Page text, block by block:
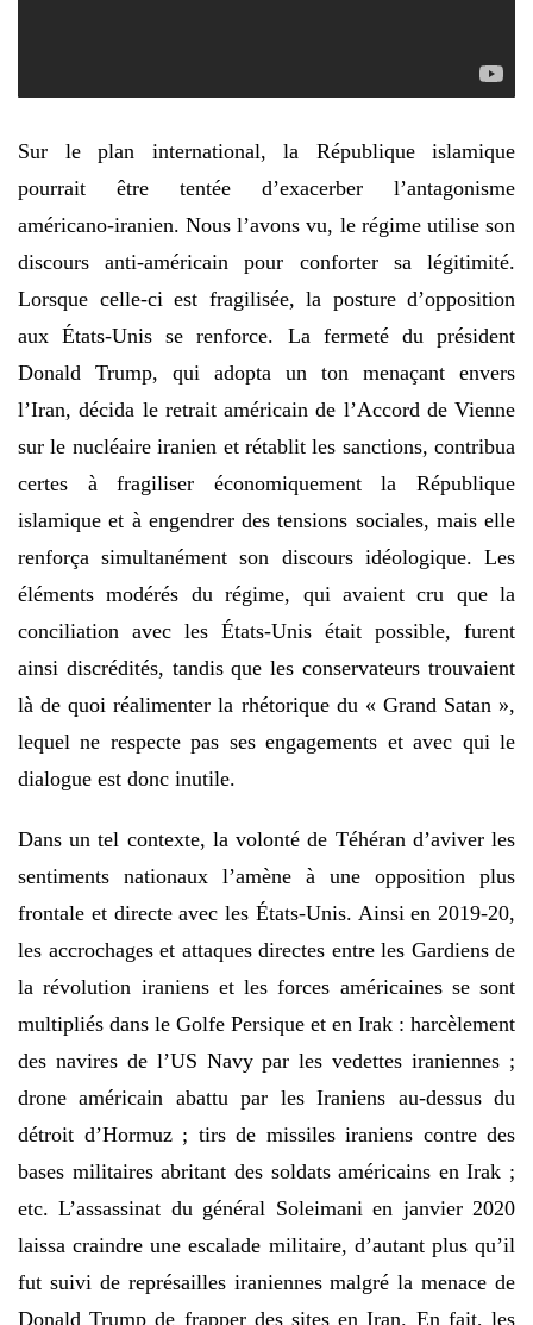
Sur le plan international, la République islamique
pourrait être tentée d’exacerber l’antagonisme
américano-iranien. Nous l’avons vu, le régime utilise son
discours anti-américain pour conforter sa légitimité.
Lorsque celle-ci est fragilisée, la posture d’opposition
aux États-Unis se renforce. La fermeté du président
Donald Trump, qui adopta un ton menaçant envers
l’Iran, décida le retrait américain de l’Accord de Vienne
sur le nucléaire iranien et rétablit les sanctions, contribua
certes à fragiliser économiquement la République
islamique et à engendrer des tensions sociales, mais elle
renforça simultanément son discours idéologique. Les
éléments modérés du régime, qui avaient cru que la
conciliation avec les États-Unis était possible, furent
ainsi discrédités, tandis que les conservateurs trouvaient
là de quoi réalimenter la rhétorique du « Grand Satan »,
lequel ne respecte pas ses engagements et avec qui le
dialogue est donc inutile.
Dans un tel contexte, la volonté de Téhéran d’aviver les
sentiments nationaux l’amène à une opposition plus
frontale et directe avec les États-Unis. Ainsi en 2019-20,
les accrochages et attaques directes entre les Gardiens de
la révolution iraniens et les forces américaines se sont
multipliés dans le Golfe Persique et en Irak : harcèlement
des navires de l’US Navy par les vedettes iraniennes ;
drone américain abattu par les Iraniens au-dessus du
détroit d’Hormuz ; tirs de missiles iraniens contre des
bases militaires abritant des soldats américains en Irak ;
etc. L’assassinat du général Soleimani en janvier 2020
laissa craindre une escalade militaire, d’autant plus qu’il
fut suivi de représailles iraniennes malgré la menace de
Donald Trump de frapper des sites en Iran. En fait, les